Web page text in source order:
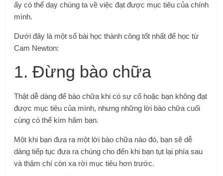
ấy có thể dạy chúng ta về việc đạt được mục tiêu của chính
mình.
Dưới đây là một số bài học thành công tốt nhất để học từ
Cam Newton:
1. Đừng bào chữa
Thật dễ dàng để bào chữa khi có sự cố hoặc bạn không đạt
được mục tiêu của mình, nhưng những lời bào chữa cuối
cùng có thể kìm hãm bạn.
Một khi bạn đưa ra một lời bào chữa nào đó, bạn sẽ dễ
dàng tiếp tục đưa ra chúng cho đến khi bạn tụt lại phía sau
và thậm chí còn xa rời mục tiêu hơn trước.